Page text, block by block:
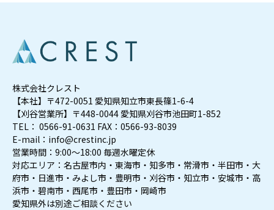
株式会社クレスト
【本社】〒472-0051 愛知県知立市東長篠1-6-4
【刈谷営業所】〒448-0044 愛知県刈谷市池田町1-852
TEL： 0566-91-0631 FAX：0566-93-8039
E-mail：info@crestinc.jp
営業時間：9:00～18:00 毎週水曜定休
対応エリア：名古屋市内・東海市・知多市・常滑市・半田市・大
府市・日進市・みよし市・豊明市・刈谷市・知立市・安城市・高
浜市・碧南市・西尾市・豊田市・岡崎市
愛知県外は別途ご相談ください